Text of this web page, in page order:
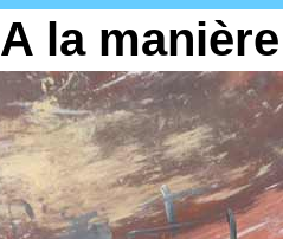
A la